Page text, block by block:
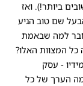
ביותר!). ואז
שם טוב הגיע
למה שבאמת
המצוות האלו?
- עסק
הערך של כל